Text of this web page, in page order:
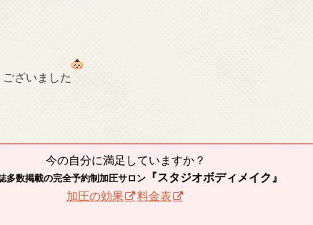
ざいました
今の自分に満足していますか？
多数掲載の完全予約制加圧サロン『スタジオボディメイク』
加圧の効果
料金表